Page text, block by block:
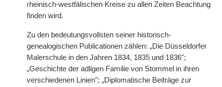
rheinisch-westfälischen Kreise zu allen Zeiten Beachtung
finden wird.
Zu den bedeutungsvollsten seiner historisch-
genealogischen Publicationen zählen: „Die Düsseldorfer
Malerschule in den Jahren 1834, 1835 und 1836";
„Geschichte der adligen Familie von Stommel in ihren
verschiedenen Linien"; „Diplomatische Beiträge zur